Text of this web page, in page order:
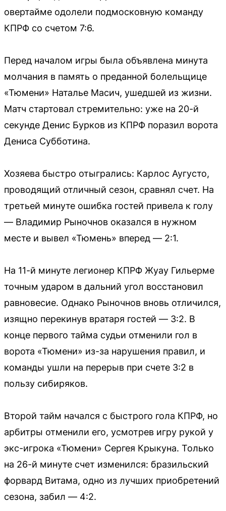
овертайме одолели подмосковную команду
КПРФ со счетом 7:6.
Перед началом игры была объявлена минута
молчания в память о преданной болельщице
«Тюмени» Наталье Масич, ушедшей из жизни.
Матч стартовал стремительно: уже на 20-й
секунде Денис Бурков из КПРФ поразил ворота
Дениса Субботина.
Хозяева быстро отыгрались: Карлос Аугусто,
проводящий отличный сезон, сравнял счет. На
третьей минуте ошибка гостей привела к голу
— Владимир Рыночнов оказался в нужном
месте и вывел «Тюмень» вперед — 2:1.
На 11-й минуте легионер КПРФ Жуау Гильерме
точным ударом в дальний угол восстановил
равновесие. Однако Рыночнов вновь отличился,
изящно перекинув вратаря гостей — 3:2. В
конце первого тайма судьи отменили гол в
ворота «Тюмени» из-за нарушения правил, и
команды ушли на перерыв при счете 3:2 в
пользу сибиряков.
Второй тайм начался с быстрого гола КПРФ, но
арбитры отменили его, усмотрев игру рукой у
экс-игрока «Тюмени» Сергея Крыкуна. Только
на 26-й минуте счет изменился: бразильский
форвард Витама, одно из лучших приобретений
сезона, забил — 4:2.